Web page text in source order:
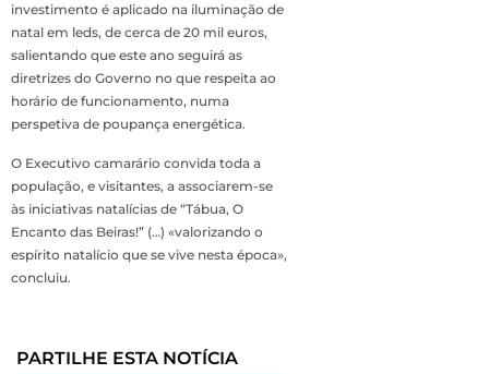
investimento é aplicado na iluminação de
natal em leds, de cerca de 20 mil euros,
salientando que este ano seguirá as
diretrizes do Governo no que respeita ao
horário de funcionamento, numa
perspetiva de poupança energética.
O Executivo camarário convida toda a
população, e visitantes, a associarem-se
às iniciativas natalícias de “Tábua, O
Encanto das Beiras!” (…) «valorizando o
espírito natalício que se vive nesta época»,
concluiu.
PARTILHE ESTA NOTÍCIA